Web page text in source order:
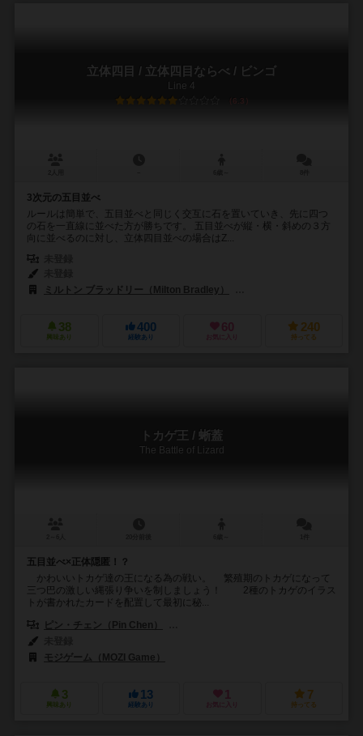
立体四目 / 立体四目ならべ / ビンゴ
Line 4
6.3
3次元の五目並べ
ルールは簡単で、五目並べと同じく交互に石を置いていき、先に四つ
の石を一直線に並べた方が勝ちです。 五目並べが縦・横・斜めの３方
向に並べるのに対し、立体四目並べの場合はZ...
ミルトン ブラッドリー（Milton Bradley）
38
興味あり
400
経験あり
60
お気に入り
240
持ってる
トカゲ王 / 蜥蓋
The Battle of Lizard
五目並べ×正体隠匿！？
かわいいトカゲ達の王になる為の戦い。 繁殖期のトカゲになって
三つ巴の激しい縄張り争いを制しましょう！ 2種のトカゲのイラス
トが書かれたカードを配置して最初に秘...
ピン・チェン（Pin Chen）
モジゲーム（MOZI Game）
3
興味あり
13
経験あり
1
お気に入り
7
持ってる